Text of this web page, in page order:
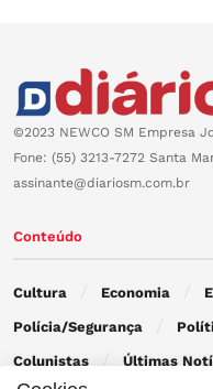
©2023 NEWCO SM Empresa
Fone: (55) 3213-7272 Santa
assinante@diariosm.com.br
Conteúdo
Cultura Economia
Polícia/Segurança
Colunistas Últimas